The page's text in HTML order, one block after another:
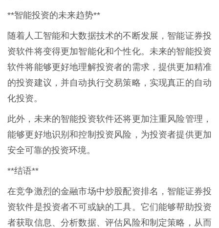
**智能投资的未来趋势**
随着人工智能和大数据技术的不断发展，智能证券投
资软件将变得更加智能化和个性化。未来的智能投资
软件将能够更好地理解投资者的需求，提供更加精准
的投资建议，并自动执行交易策略，实现真正的自动
化投资。
此外，未来的智能投资软件还将更加注重风险管理，
能够更好地识别和控制投资风险，为投资者提供更加
安全可靠的投资环境。
**结语**
在竞争激烈的金融市场中炒股配资排名，智能证券投
资软件是投资者不可或缺的工具。它们能够帮助投资
者获取信息、分析数据、评估风险和制定策略，从而